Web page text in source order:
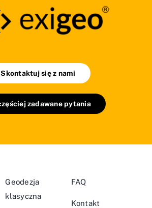
Skontaktuj się z nami
zadawane pytania
Geodezja
klasyczna
FAQ
Kontakt